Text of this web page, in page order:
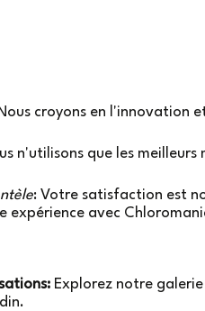
croyons en l'innovation
n'utilisons que les
: Votre satisfaction est
expérience avec
Explorez notre